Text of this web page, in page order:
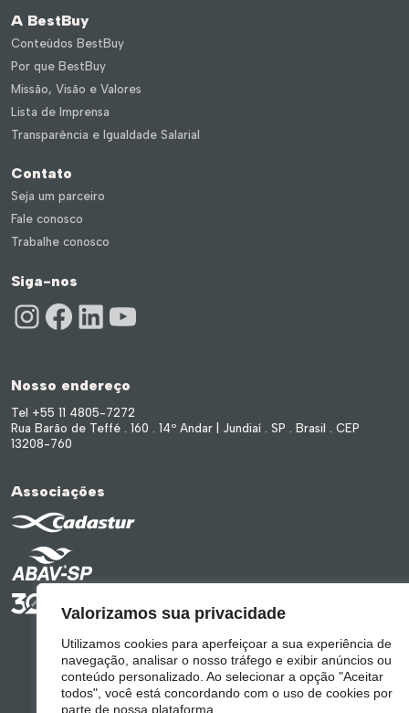
A BestBuy
Conteúdos BestBuy
Por que BestBuy
Missão, Visão e Valores
Lista de Imprensa
Transparência e Igualdade Salarial
Contato
Seja um parceiro
Fale conosco
Trabalhe conosco
Siga-nos
Nosso endereço
Tel +55 11 4805-7272
Rua Barão de Teffé . 160 . 14º Andar | Jundiaí . SP . Brasil . CEP
13208-760
Associações
Valorizamos sua privacidade
Utilizamos cookies para aperfeiçoar a sua experiência de
navegação, analisar o nosso tráfego e exibir anúncios ou
conteúdo personalizado. Ao selecionar a opção "Aceitar
todos", você está concordando com o uso de cookies por
parte de nossa plataforma.